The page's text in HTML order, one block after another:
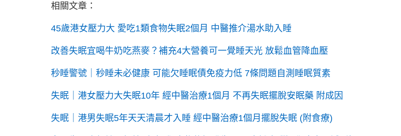
相關文章：
45歲港女壓力大 愛吃1類食物失眠2個月 中醫推介湯水助入睡
改善失眠宜喝牛奶吃燕麥？補充4大營養可一覺睡天光 放鬆血管降血壓
秒睡警號｜秒睡未必健康 可能欠睡眠債免疫力低 7條問題自測睡眠質素
失眠｜港女壓力大失眠10年 經中醫治療1個月 不再失眠擺脫安眠藥 附成因
失眠｜港男失眠5年天天清晨才入睡 經中醫治療1個月擺脫失眠 (附食療)